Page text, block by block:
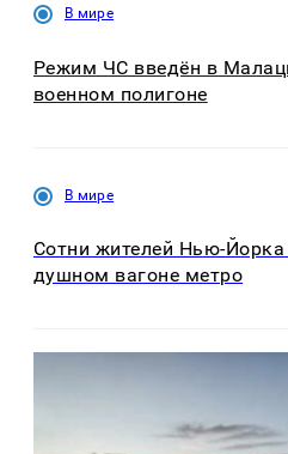
В мире
Режим ЧС введён в
военном полигоне
В мире
Сотни жителей Нью-
душном вагоне метро